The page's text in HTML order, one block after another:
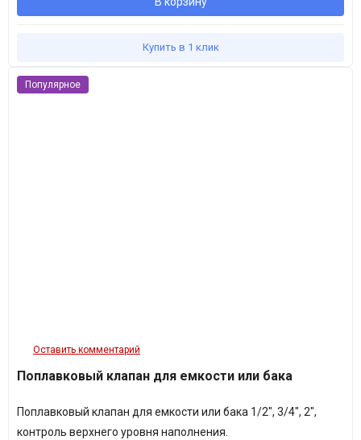
Купить в 1 клик
Популярное
Оставить комментарий
Поплавковый клапан для емкости или бака
Поплавковый клапан для емкости или бака 1/2", 3/4", 2",
контроль верхнего уровня наполнения.